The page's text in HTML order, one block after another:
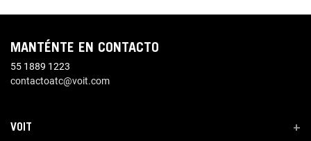
MANTÉNTE EN CONTACTO
55 1889 1223
contactoatc@voit.com
VOIT +